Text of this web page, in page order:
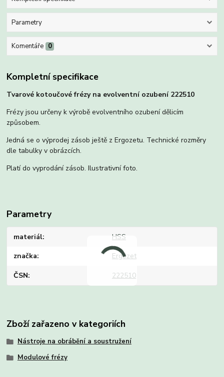
Parametry
Komentáře 0
Kompletní specifikace
Tvarové kotoučové frézy na evolventní ozubení 222510
Frézy jsou určeny k výrobě evolventního ozubení dělicím
způsobem.
Jedná se o výprodej zásob ještě z Ergozetu. Technické rozměry
dle tabulky v obrázcích.
Platí do vyprodání zásob. Ilustrativní foto.
Parametry
materiál HSS
značka Ergozet
ČSN 222510
Zboží zařazeno v kategoriích
Nástroje na obrábění a soustružení
Modulové frézy